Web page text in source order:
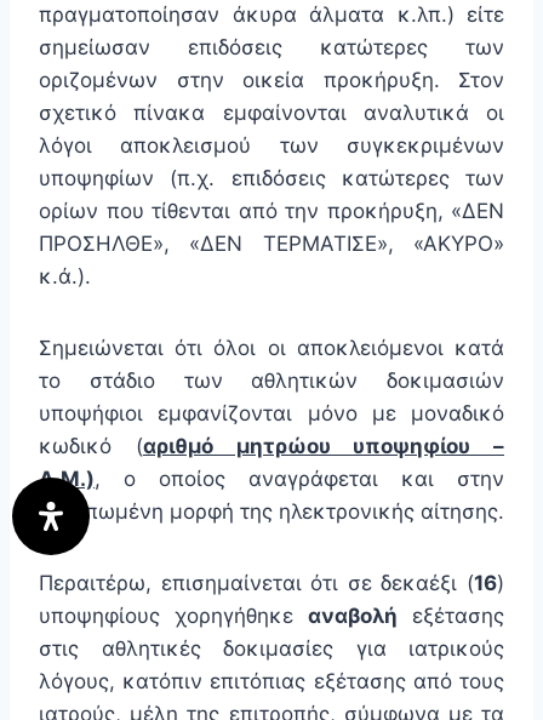
πραγματοποίησαν άκυρα άλματα κ.λπ.) είτε
σημείωσαν επιδόσεις κατώτερες των
οριζομένων στην οικεία προκήρυξη. Στον
σχετικό πίνακα εμφαίνονται αναλυτικά οι
λόγοι αποκλεισμού των συγκεκριμένων
υποψηφίων (π.χ. επιδόσεις κατώτερες των
ορίων που τίθενται από την προκήρυξη, «ΔΕΝ
ΠΡΟΣΗΛΘΕ», «ΔΕΝ ΤΕΡΜΑΤΙΣΕ», «ΑΚΥΡΟ»
κ.ά.).
Σημειώνεται ότι όλοι οι αποκλειόμενοι κατά
το στάδιο των αθλητικών δοκιμασιών
υποψήφιοι εμφανίζονται μόνο με μοναδικό
κωδικό (αριθμό μητρώου υποψηφίου –
Α.Μ.), ο οποίος αναγράφεται και στην
εκτυπωμένη μορφή της ηλεκτρονικής αίτησης.
Περαιτέρω, επισημαίνεται ότι σε δεκαέξι (16)
υποψηφίους χορηγήθηκε αναβολή εξέτασης
στις αθλητικές δοκιμασίες για ιατρικούς
λόγους, κατόπιν επιτόπιας εξέτασης από τους
ιατρούς, μέλη της επιτροπής, σύμφωνα με τα